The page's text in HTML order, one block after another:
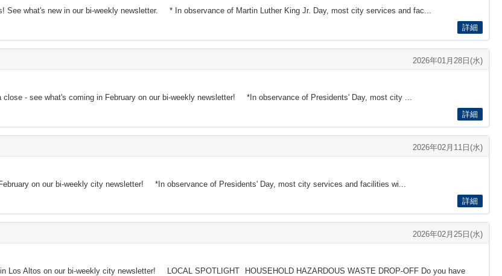
See what's new in our bi-weekly newsletter. * In observance of Martin Luther King Jr. Day, most city services and fac...
詳細
2026年01月28日(水)
close - see what's coming in February on our bi-weekly newsletter! *In observance of Presidents' Day, most city ...
詳細
2026年02月11日(水)
on our bi-weekly city newsletter! *In observance of Presidents' Day, most city services and facilities wi...
詳細
2026年02月25日(水)
Los Altos on our bi-weekly city newsletter! LOCAL SPOTLIGHT HOUSEHOLD HAZARDOUS WASTE DROP-OFF Do you have